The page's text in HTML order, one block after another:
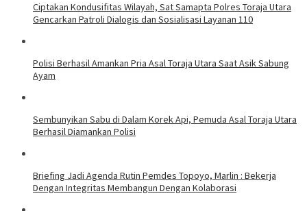
Ciptakan Kondusifitas Wilayah, Sat Samapta Polres Toraja Utara
Gencarkan Patroli Dialogis dan Sosialisasi Layanan 110
Polisi Berhasil Amankan Pria Asal Toraja Utara Saat Asik Sabung
Ayam
Sembunyikan Sabu di Dalam Korek Api, Pemuda Asal Toraja Utara
Berhasil Diamankan Polisi
Briefing Jadi Agenda Rutin Pemdes Topoyo, Marlin : Bekerja
Dengan Integritas Membangun Dengan Kolaborasi